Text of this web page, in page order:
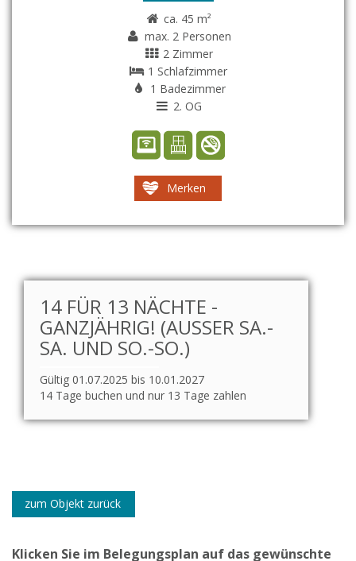
ca. 45 m²
max. 2 Personen
2 Zimmer
1 Schlafzimmer
1 Badezimmer
2. OG
Merken
14 FÜR 13 NÄCHTE -
GANZJÄHRIG! (AUSSER SA.-S
A. UND SO.-SO.)
Gültig 01.07.2025 bis 10.01.2027
14 Tage buchen und nur 13 Tage zahlen
zum Objekt zurück
Klicken Sie im Belegungsplan auf das gewünschte